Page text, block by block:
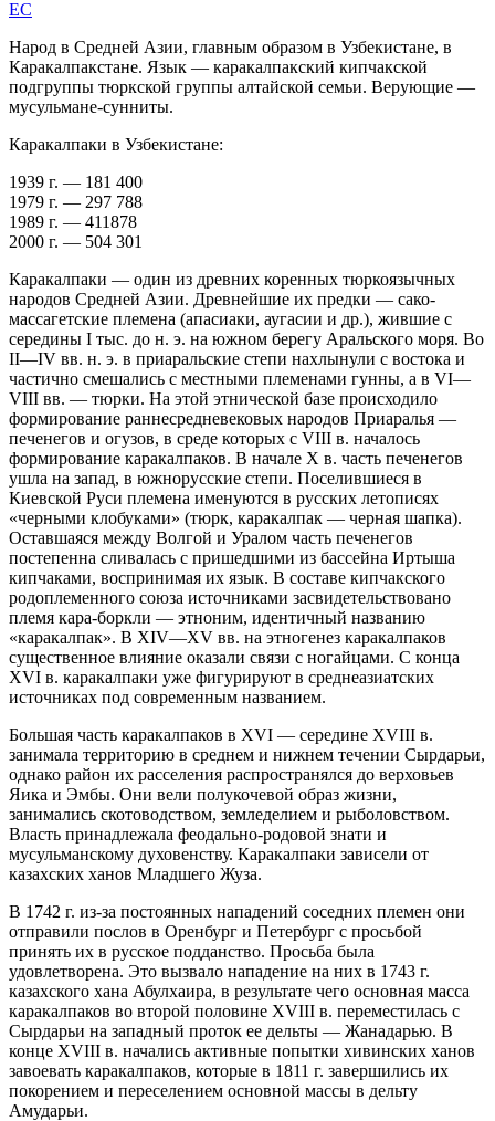
EC
Народ в Средней Азии, главным образом в Узбекистане, в
Каракалпакстане. Язык — каракалпакский кипчакской
подгруппы тюркской группы алтайской семьи. Верующие —
мусульмане-сунниты.
Каракалпаки в Узбекистане:
1939 г. — 181 400
1979 г. — 297 788
1989 г. — 411878
2000 г. — 504 301
Каракалпаки — один из древних коренных тюркоязычных
народов Средней Азии. Древнейшие их предки — сако-
массагетские племена (апасиаки, аугасии и др.), жившие с
середины I тыс. до н. э. на южном берегу Аральского моря. Во
II—IV вв. н. э. в приаральские степи нахлынули с востока и
частично смешались с местными племенами гунны, а в VI—
VIII вв. — тюрки. На этой этнической базе происходило
формирование раннесредневековых народов Приаралья —
печенегов и огузов, в среде которых с VIII в. началось
формирование каракалпаков. В начале X в. часть печенегов
ушла на запад, в южнорусские степи. Поселившиеся в
Киевской Руси племена именуются в русских летописях
«черными клобуками» (тюрк, каракалпак — черная шапка).
Оставшаяся между Волгой и Уралом часть печенегов
постепенна сливалась с пришедшими из бассейна Иртыша
кипчаками, воспринимая их язык. В составе кипчакского
родоплеменного союза источниками засвидетельствовано
племя кара-боркли — этноним, идентичный названию
«каракалпак». В XIV—XV вв. на этногенез каракалпаков
существенное влияние оказали связи с ногайцами. С конца
XVI в. каракалпаки уже фигурируют в среднеазиатских
источниках под современным названием.
Большая часть каракалпаков в XVI — середине XVIII в.
занимала территорию в среднем и нижнем течении Сырдарьи,
однако район их расселения распространялся до верховьев
Яика и Эмбы. Они вели полукочевой образ жизни,
занимались скотоводством, земледелием и рыболовством.
Власть принадлежала феодально-родовой знати и
мусульманскому духовенству. Каракалпаки зависели от
казахских ханов Младшего Жуза.
В 1742 г. из-за постоянных нападений соседних племен они
отправили послов в Оренбург и Петербург с просьбой
принять их в русское подданство. Просьба была
удовлетворена. Это вызвало нападение на них в 1743 г.
казахского хана Абулхаира, в результате чего основная масса
каракалпаков во второй половине XVIII в. переместилась с
Сырдарьи на западный проток ее дельты — Жанадарью. В
конце XVIII в. начались активные попытки хивинских ханов
завоевать каракалпаков, которые в 1811 г. завершились их
покорением и переселением основной массы в дельту
Амударьи.